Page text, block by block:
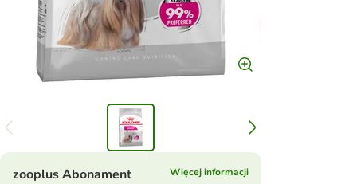
zooplus Abonament
Więcej informacji